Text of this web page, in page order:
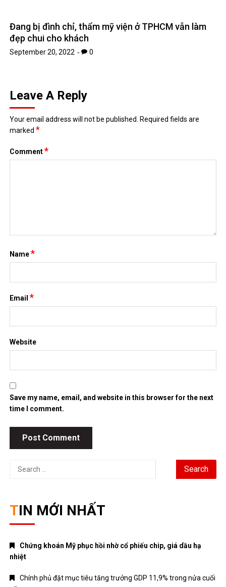
Đang bị đình chỉ, thẩm mỹ viện ở TPHCM vẫn làm
đẹp chui cho khách
September 20, 2022 0
Leave A Reply
Your email address will not be published.
Required fields are
marked*
Comment*
Name*
Email*
Website
Save my name, email, and website in this browser for the next
time I comment.
Search
TIN MỚI NHẤT
Chứng khoán Mỹ phục hồi nhờ cổ phiếu chip, giá dầu hạ
nhiệt
Chính phủ đặt mục tiêu tăng trưởng GDP 11,9% trong nửa cuối